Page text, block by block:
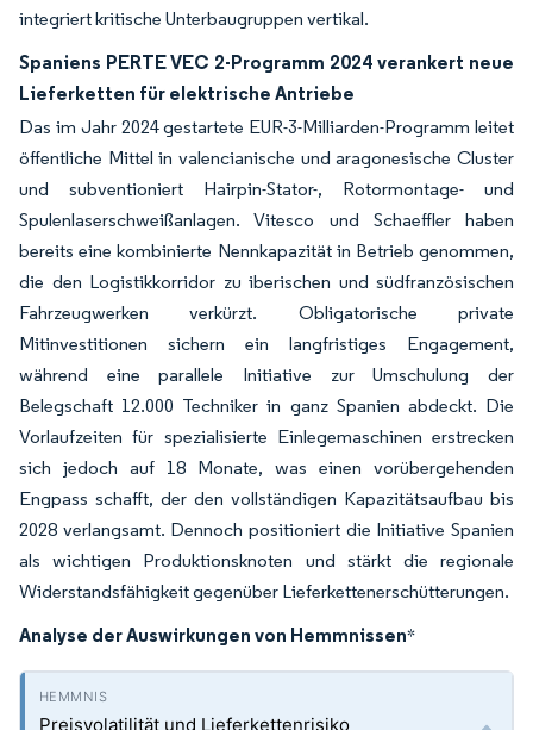
integriert kritische Unterbaugruppen vertikal.
Spaniens PERTE VEC 2-Programm 2024 verankert neue
Lieferketten für elektrische Antriebe
Das im Jahr 2024 gestartete EUR-3-Milliarden-Programm leitet
öffentliche Mittel in valencianische und aragonesische Cluster
und subventioniert Hairpin-Stator-, Rotormontage- und
Spulenlaserschweißanlagen. Vitesco und Schaeffler haben
bereits eine kombinierte Nennkapazität in Betrieb genommen,
die den Logistikkorridor zu iberischen und südfranzösischen
Fahrzeugwerken verkürzt. Obligatorische private
Mitinvestitionen sichern ein langfristiges Engagement,
während eine parallele Initiative zur Umschulung der
Belegschaft 12.000 Techniker in ganz Spanien abdeckt. Die
Vorlaufzeiten für spezialisierte Einlegemaschinen erstrecken
sich jedoch auf 18 Monate, was einen vorübergehenden
Engpass schafft, der den vollständigen Kapazitätsaufbau bis
2028 verlangsamt. Dennoch positioniert die Initiative Spanien
als wichtigen Produktionsknoten und stärkt die regionale
Widerstandsfähigkeit gegenüber Lieferkettenerschütterungen.
Analyse der Auswirkungen von Hemmnissen*
Preisvolatilität und Lieferkettenrisiko